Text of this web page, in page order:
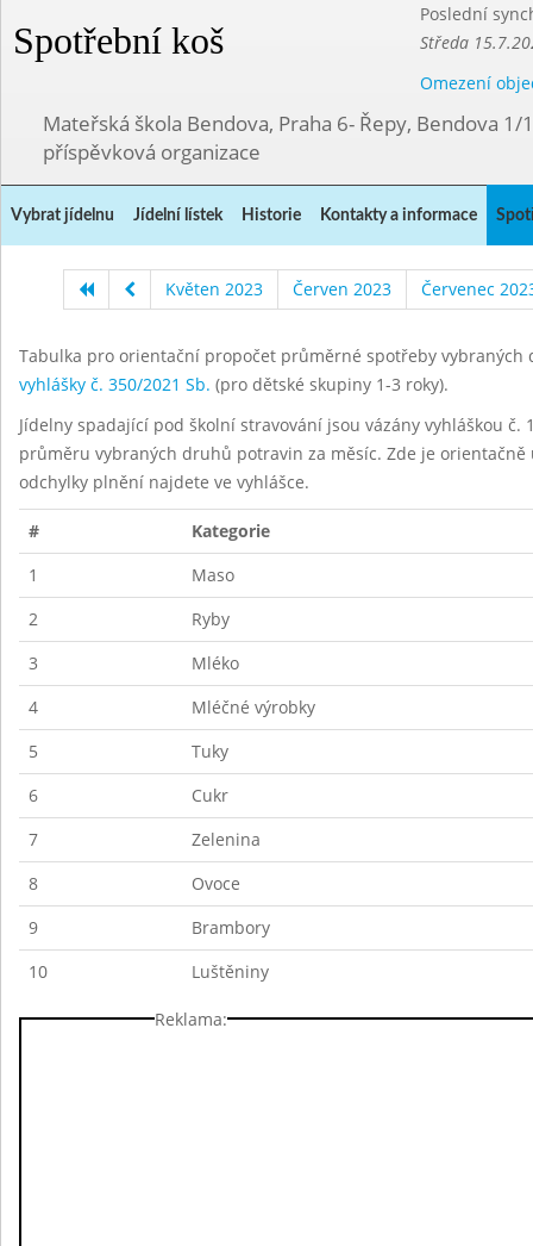
Spotřební koš
Poslední
Středa
Omezení
Mateřská škola Bendova, Praha 6- Řepy, Bendova 1/
příspěvková organizace
Vybrat jídelnu Jídelní lístek Historie Kontakty a informace
Květen 2023 Červen 2023 Červenec
Tabulka pro orientační propočet průměrné spotřeby
vyhlášky č. 350/2021 Sb. (pro dětské skupiny 1-3 roky).
Jídelny spadající pod školní stravování jsou vázány vyhláškou
průměru vybraných druhů potravin za měsíc. Zde je
odchylky plnění najdete ve vyhlášce.
#
Kategorie
1
Maso
2
Ryby
3
Mléko
4
Mléčné výrobky
5
Tuky
6
Cukr
7
Zelenina
8
Ovoce
9
Brambory
10
Luštěniny
Reklama: